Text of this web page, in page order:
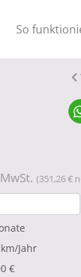
So
(351,26 €
Jahr
€